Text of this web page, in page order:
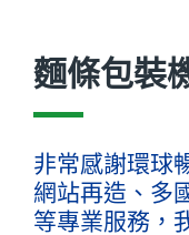
麵條包裝
非常感謝環球
網站再造、多
等專業服務，